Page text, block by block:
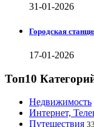
31-01-2026
Городская
17-01-2026
Топ10
Недвижимость
Интернет,
Путешествия